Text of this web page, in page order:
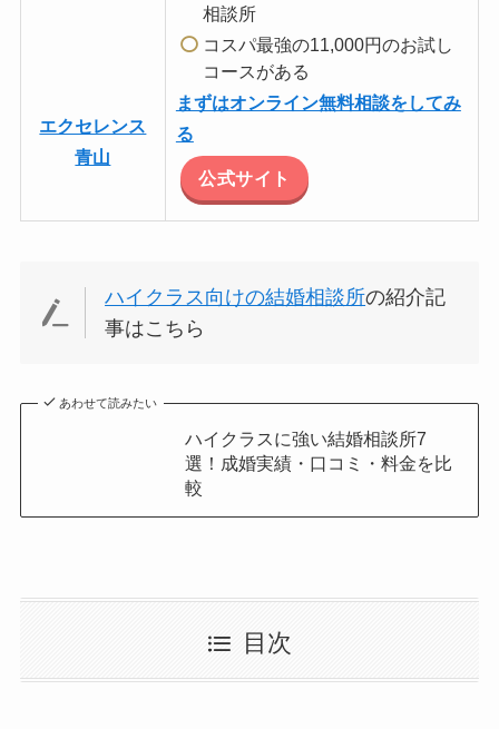
エクセレンス
青山
相談所
コスパ最強の11,000円のお試し
コースがある
まずはオンライン無料相談をしてみ
る
公式サイト
ハイクラス向けの結婚相談所の紹介記
事はこちら
あわせて読みたい
ハイクラスに強い結婚相談所7
選！成婚実績・口コミ・料金を比
較
目次